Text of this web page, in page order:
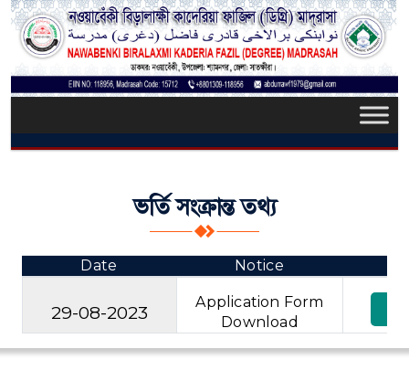
ভর্তি সংক্রান্ত তথ্য
Date Notice
29-08-2023
Application Form
Download